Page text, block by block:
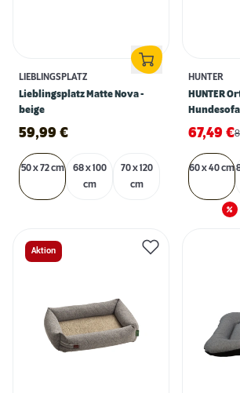
LIEBLINGSPLATZ
Lieblingsplatz Matte Nova -
beige
59,99 €
50 x 72 cm
68 x 100
cm
70 x 120
cm
HUNTER
HUNTER
67,49 €
60 x 40 cm
Aktion